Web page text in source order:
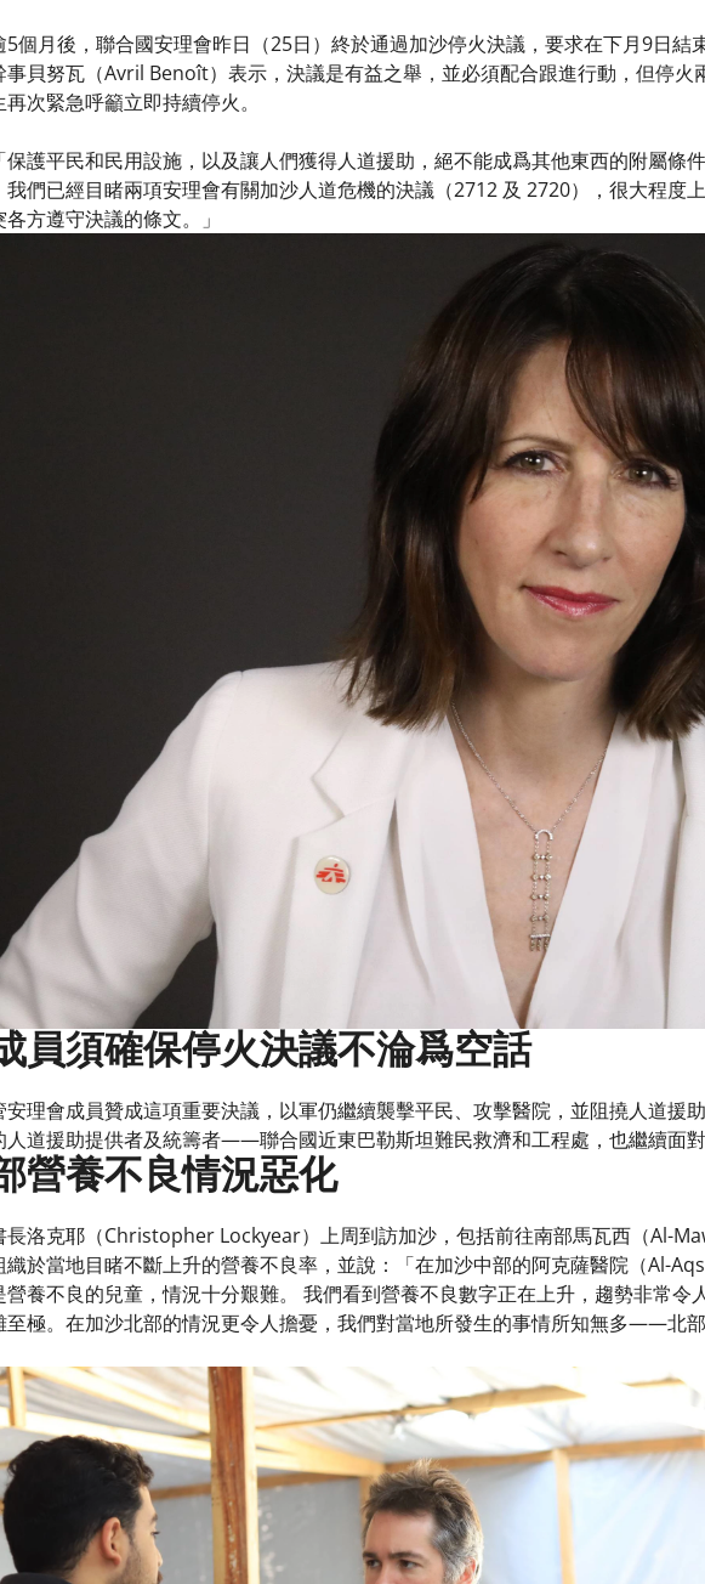
5個月後，聯合國安理會昨日（25日）終於通過加沙停火決議，要求在下月9日
事貝努瓦（Avril Benoît）表示，決議是有益之舉，並必須配合跟進行動，但停火
次緊急呼籲立即持續停火。​
保護平民和民用設施，以及讓人們獲得人道援助，絕不能成爲其他東西的附屬條
我們已經目睹兩項安理會有關加沙人道危機的決議（2712 及 2720），很大程度
方遵守決議的條文。」​
員須確保停火決議不淪爲空話
安理會成員贊成這項重要決議，以軍仍繼續襲擊平民、攻擊醫院，並阻撓人道援
人道援助提供者及統籌者——聯合國近東巴勒斯坦難民救濟和工程處，也繼續面對
營養不良情況惡化​
長洛克耶（Christopher Lockyear）上周到訪加沙，包括前往南部馬瓦西（Al-
織於當地目睹不斷上升的營養不良率，並說：「在加沙中部的阿克薩醫院（Al-
養不良的兒童，情況十分艱難。 我們看到營養不良數字正在上升，趨勢非常令
至極。在加沙北部的情況更令人擔憂，我們對當地所發生的事情所知無多——北